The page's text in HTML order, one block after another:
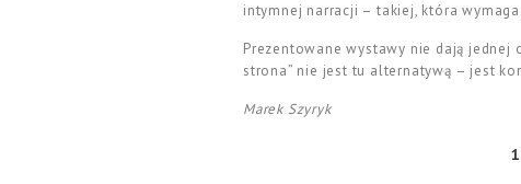
intymnej narracji – takiej, która
Prezentowane wystawy nie dają jednej
strona” nie jest tu alternatywą – jest
Marek Szyryk